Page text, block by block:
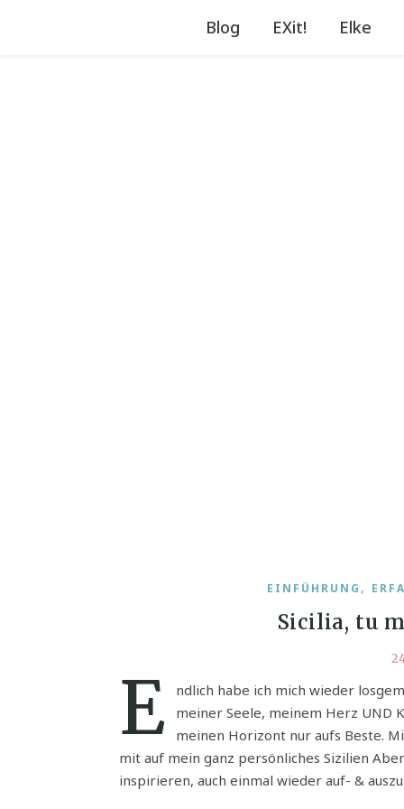
Blog EXit! Elke
EINFÜHRUNG ,
Sicilia, tu
E
ndlich habe ich mich wieder
meiner Seele, meinem Herz UND
meinen Horizont nur aufs Beste.
mit auf mein ganz persönliches Sizilien
inspirieren, auch einmal wieder auf- &